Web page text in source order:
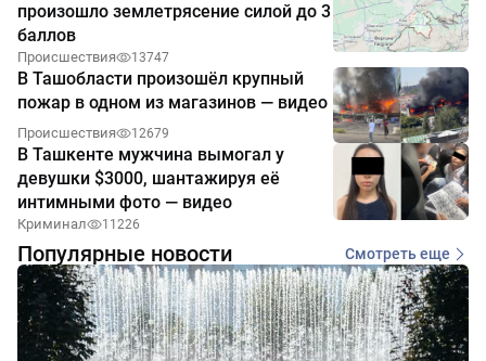
произошло землетрясение силой до 3
баллов
Происшествия 13747
В Ташобласти произошёл крупный
пожар в одном из магазинов — видео
Происшествия 12679
В Ташкенте мужчина вымогал у
девушки $3000, шантажируя её
интимными фото — видео
Криминал 11226
Популярные новости Смотреть еще